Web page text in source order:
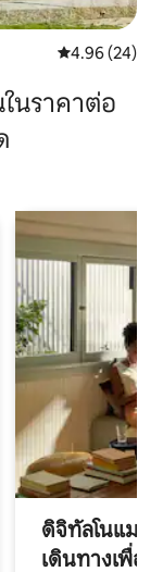
คะแนนเฉลี่ย
4.96 (24)
นราคาต่อ
ดิจิทัลโนแมด
เดินทางเพื่อ